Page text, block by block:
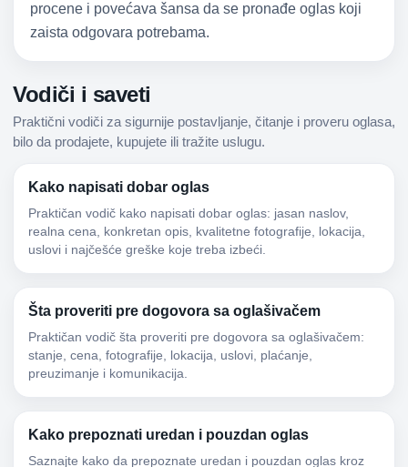
procene i povećava šansa da se pronađe oglas koji
zaista odgovara potrebama.
Vodiči i saveti
Praktični vodiči za sigurnije postavljanje, čitanje i proveru oglasa,
bilo da prodajete, kupujete ili tražite uslugu.
Kako napisati dobar oglas
Praktičan vodič kako napisati dobar oglas: jasan naslov,
realna cena, konkretan opis, kvalitetne fotografije, lokacija,
uslovi i najčešće greške koje treba izbeći.
Šta proveriti pre dogovora sa oglašivačem
Praktičan vodič šta proveriti pre dogovora sa oglašivačem:
stanje, cena, fotografije, lokacija, uslovi, plaćanje,
preuzimanje i komunikacija.
Kako prepoznati uredan i pouzdan oglas
Saznajte kako da prepoznate uredan i pouzdan oglas kroz